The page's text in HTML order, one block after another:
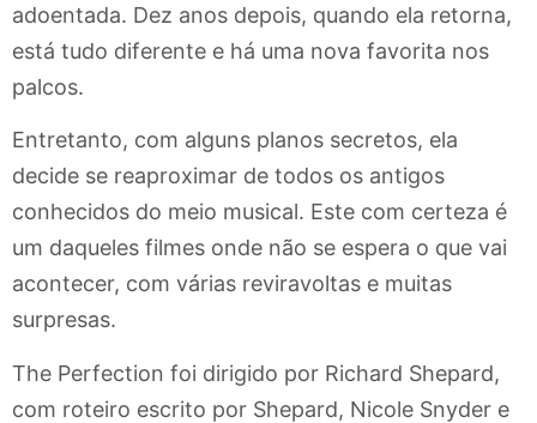
adoentada. Dez anos depois, quando ela retorna,
está tudo diferente e há uma nova favorita nos
palcos.
Entretanto, com alguns planos secretos, ela
decide se reaproximar de todos os antigos
conhecidos do meio musical. Este com certeza é
um daqueles filmes onde não se espera o que vai
acontecer, com várias reviravoltas e muitas
surpresas.
The Perfection foi dirigido por Richard Shepard,
com roteiro escrito por Shepard, Nicole Snyder e